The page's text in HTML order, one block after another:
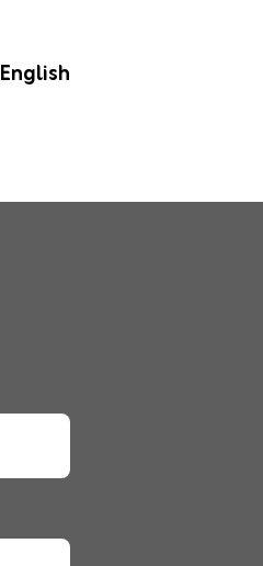
English